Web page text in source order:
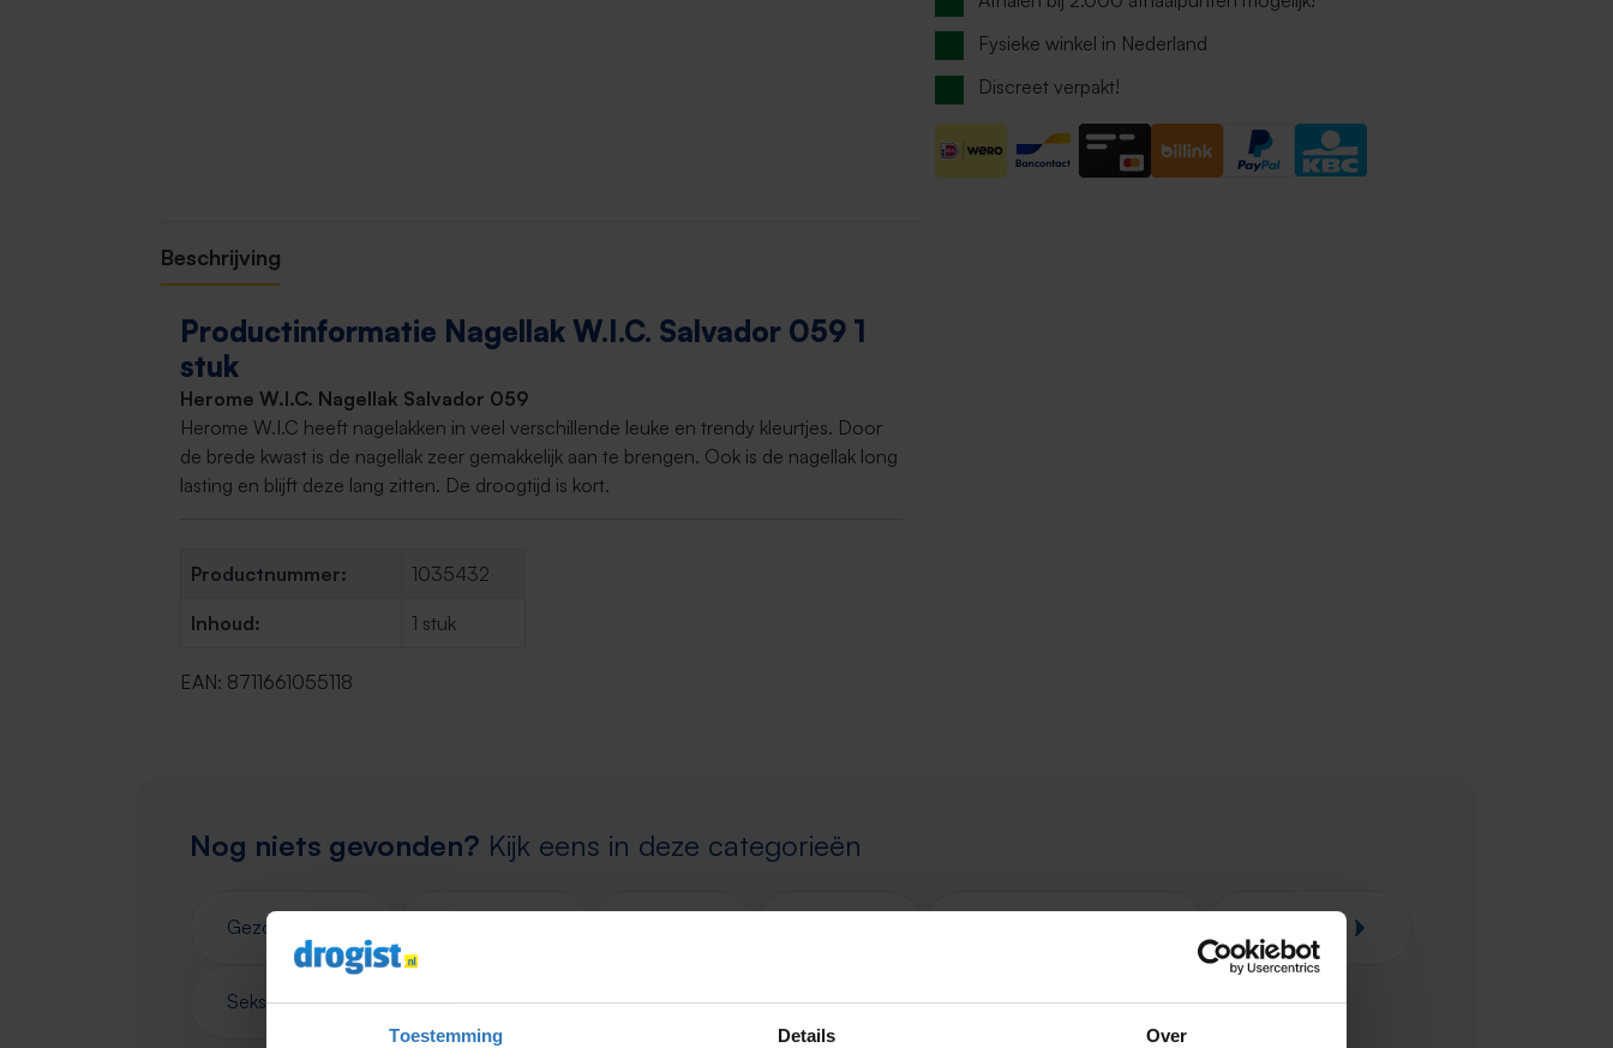
Toestemming Details Over
Fysieke winkel in Nederland
Discreet verpakt!
Beschrijving
Productinformatie Nagellak W.I.C. Salvador 059 1
stuk
Herome W.I.C. Nagellak Salvador 059
Herome W.I.C heeft nagelakken in veel verschillende leuke en trendy kleurtjes. Door
de brede kwast is de nagellak zeer gemakkelijk aan te brengen. Ook is de nagellak long
lasting en blijft deze lang zitten. De droogtijd is kort.
Productnummer: 1035432
Inhoud: 1 stuk
EAN: 8711661055118
Nog niets gevonden? Kijk eens in deze categorieën
Gezondheid
Seksualiteit